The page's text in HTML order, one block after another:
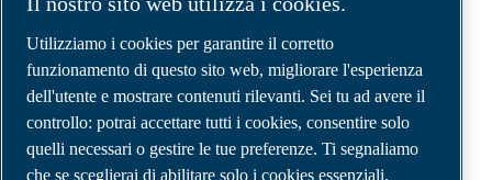
2.0
Business
ABAC
Media
Gallery
©2026 Compressori d'aria ABAC
Note legali e privacy
Utilizziamo i cookies per garantire il corretto
funzionamento di questo sito web, migliorare l'esperienza
dell'utente e mostrare contenuti rilevanti. Sei tu ad avere il
controllo: potrai accettare tutti i cookies, consentire solo
quelli necessari o gestire le tue preferenze. Ti segnaliamo
che se sceglierai di abilitare solo i cookies essenziali,